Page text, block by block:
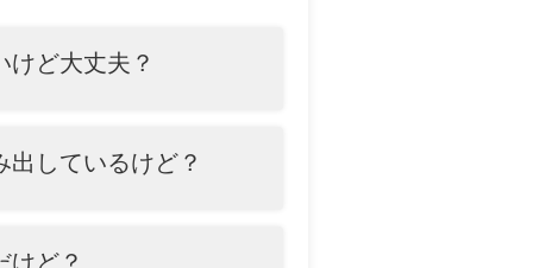
ど大丈夫？
しているけど？
ど？